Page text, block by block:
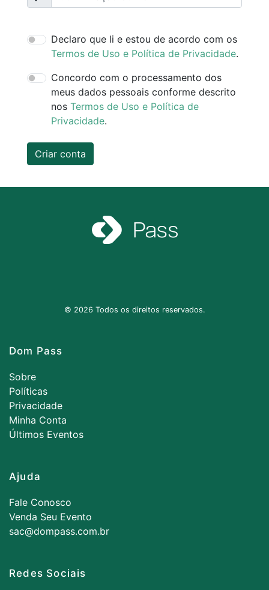
Declaro que li e estou de acordo com os
Termos de Uso e Política de Privacidade.
Concordo com o processamento dos
meus dados pessoais conforme descrito
nos Termos de Uso e Política de
Privacidade.
Criar conta
© 2026 Todos os direitos reservados.
Dom Pass
Sobre
Políticas
Privacidade
Minha Conta
Últimos Eventos
Ajuda
Fale Conosco
Venda Seu Evento
sac@dompass.com.br
Redes Sociais